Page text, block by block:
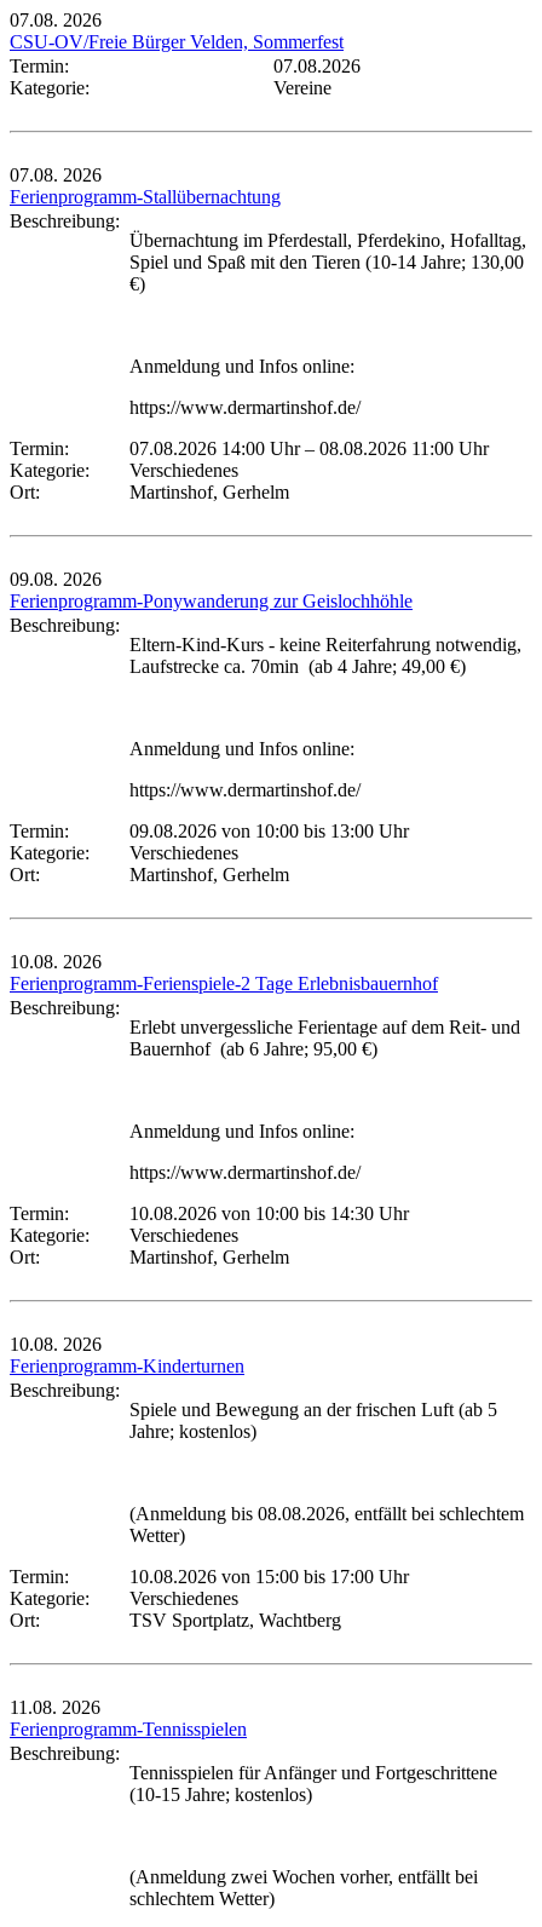
07.08. 2026
CSU-OV/Freie Bürger Velden, Sommerfest
Termin:
07.08.2026
Kategorie:
Vereine
07.08. 2026
Ferienprogramm-Stallübernachtung
Beschreibung:
Übernachtung im Pferdestall, Pferdekino, Hofalltag,
Spiel und Spaß mit den Tieren (10-14 Jahre; 130,00
€)
Anmeldung und Infos online:
https://www.dermartinshof.de/
Termin:
07.08.2026 14:00 Uhr– 08.08.2026 11:00 Uhr
Kategorie:
Verschiedenes
Ort:
Martinshof, Gerhelm
09.08. 2026
Ferienprogramm-Ponywanderung zur Geislochhöhle
Beschreibung:
Eltern-Kind-Kurs - keine Reiterfahrung notwendig,
Laufstrecke ca. 70min (ab 4 Jahre; 49,00 €)
Anmeldung und Infos online:
https://www.dermartinshof.de/
Termin:
09.08.2026 von 10:00 bis 13:00 Uhr
Kategorie:
Verschiedenes
Ort:
Martinshof, Gerhelm
10.08. 2026
Ferienprogramm-Ferienspiele-2 Tage Erlebnisbauernhof
Beschreibung:
Erlebt unvergessliche Ferientage auf dem Reit- und
Bauernhof (ab 6 Jahre; 95,00 €)
Anmeldung und Infos online:
https://www.dermartinshof.de/
Termin:
10.08.2026 von 10:00 bis 14:30 Uhr
Kategorie:
Verschiedenes
Ort:
Martinshof, Gerhelm
10.08. 2026
Ferienprogramm-Kinderturnen
Beschreibung:
Spiele und Bewegung an der frischen Luft (ab 5
Jahre; kostenlos)
(Anmeldung bis 08.08.2026, entfällt bei schlechtem
Wetter)
Termin:
10.08.2026 von 15:00 bis 17:00 Uhr
Kategorie:
Verschiedenes
Ort:
TSV Sportplatz, Wachtberg
11.08. 2026
Ferienprogramm-Tennisspielen
Beschreibung:
Tennisspielen für Anfänger und Fortgeschrittene
(10-15 Jahre; kostenlos)
(Anmeldung zwei Wochen vorher, entfällt bei
schlechtem Wetter)